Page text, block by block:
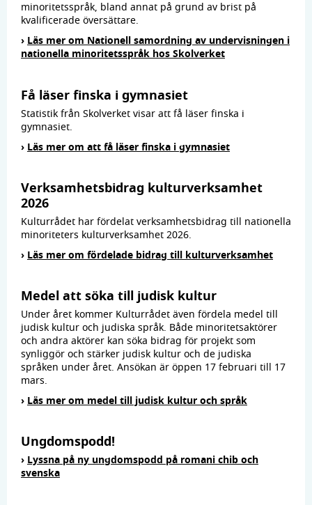
minoritetsspråk, bland annat på grund av brist på
kvalificerade översättare.
› Läs mer om Nationell samordning av undervisningen i
nationella minoritetsspråk hos Skolverket
Få läser finska i gymnasiet
Statistik från Skolverket visar att få läser finska i
gymnasiet.
› Läs mer om att få läser finska i gymnasiet
Verksamhetsbidrag kulturverksamhet
2026
Kulturrådet har fördelat verksamhetsbidrag till nationella
minoriteters kulturverksamhet 2026.
› Läs mer om fördelade bidrag till kulturverksamhet
Medel att söka till judisk kultur
Under året kommer Kulturrådet även fördela medel till
judisk kultur och judiska språk. Både minoritetsaktörer
och andra aktörer kan söka bidrag för projekt som
synliggör och stärker judisk kultur och de judiska
språken under året. Ansökan är öppen 17 februari till 17
mars.
› Läs mer om medel till judisk kultur och språk
Ungdomspodd!
› Lyssna på ny ungdomspodd på romani chib och
svenska